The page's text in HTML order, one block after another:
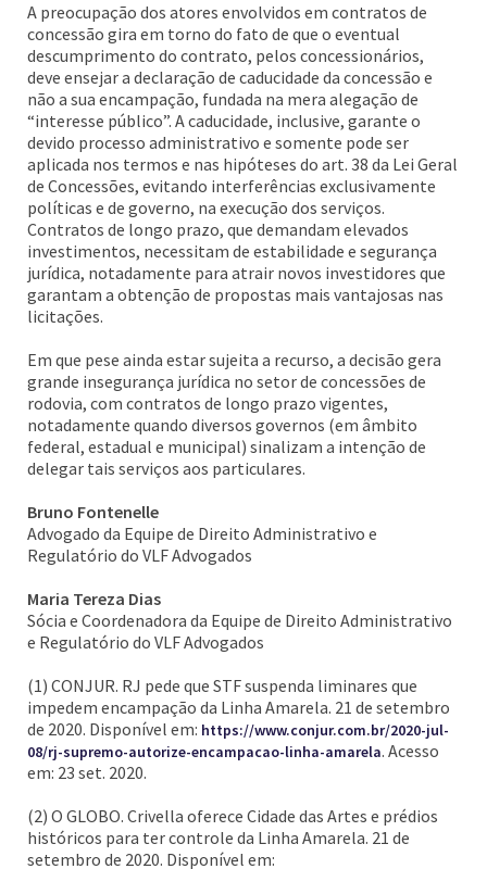
A preocupação dos atores envolvidos em contratos de
concessão gira em torno do fato de que o eventual
descumprimento do contrato, pelos concessionários,
deve ensejar a declaração de caducidade da concessão e
não a sua encampação, fundada na mera alegação de
“interesse público”. A caducidade, inclusive, garante o
devido processo administrativo e somente pode ser
aplicada nos termos e nas hipóteses do art. 38 da Lei Geral
de Concessões, evitando interferências exclusivamente
políticas e de governo, na execução dos serviços.
Contratos de longo prazo, que demandam elevados
investimentos, necessitam de estabilidade e segurança
jurídica, notadamente para atrair novos investidores que
garantam a obtenção de propostas mais vantajosas nas
licitações.
Em que pese ainda estar sujeita a recurso, a decisão gera
grande insegurança jurídica no setor de concessões de
rodovia, com contratos de longo prazo vigentes,
notadamente quando diversos governos (em âmbito
federal, estadual e municipal) sinalizam a intenção de
delegar tais serviços aos particulares.
Bruno Fontenelle
Advogado da Equipe de Direito Administrativo e
Regulatório do VLF Advogados
Maria Tereza Dias
Sócia e Coordenadora da Equipe de Direito Administrativo
e Regulatório do VLF Advogados
(1) CONJUR. RJ pede que STF suspenda liminares que
impedem encampação da Linha Amarela. 21 de setembro
de 2020. Disponível em: https://www.conjur.com.br/2020-jul-
08/rj-supremo-autorize-encampacao-linha-amarela. Acesso
em: 23 set. 2020.
(2) O GLOBO. Crivella oferece Cidade das Artes e prédios
históricos para ter controle da Linha Amarela. 21 de
setembro de 2020. Disponível em: